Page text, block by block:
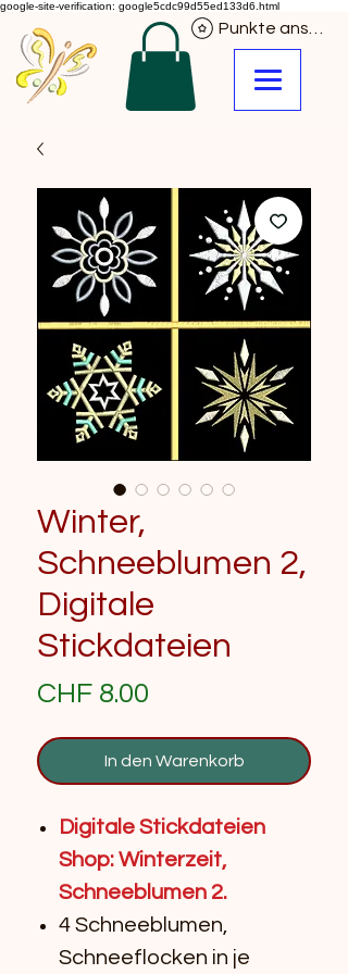
google-site-verification: google5cdc99d55ed133d6.html
Winter,
Schneeblumen 2,
Digitale
Stickdateien
CHF 8.00
In den Warenkorb
Digitale Stickdateien
Shop: Winterzeit,
Schneeblumen 2.
4 Schneeblumen,
Schneeflocken in je